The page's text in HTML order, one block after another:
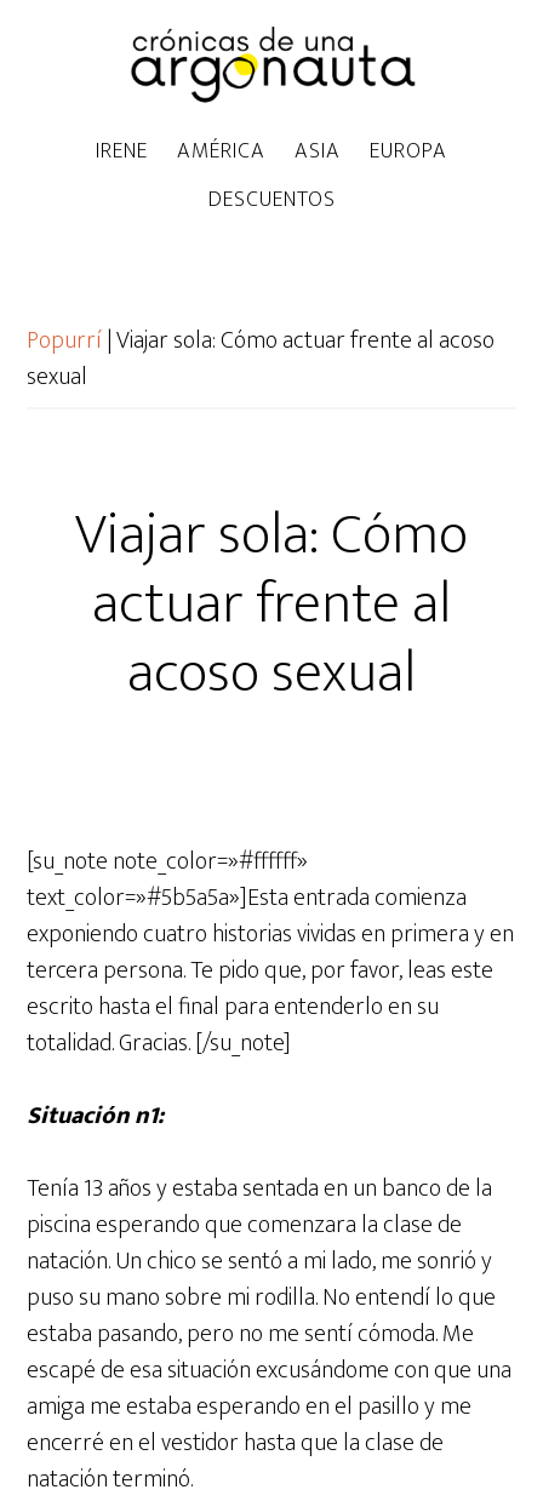
IRENE AMÉRICA ASIA
EUROPA
DESCUENTOS
Popurrí|Viajar sola: Cómo actuar frente al acoso
sexual
Viajar sola: Cómo
actuar frente al
acoso sexual
[su_note note_color=»#ffffff»
text_color=»#5b5a5a»]Esta entrada comienza
exponiendo cuatro historias vividas en primera y en
tercera persona. Te pido que, por favor, leas este
escrito hasta el final para entenderlo en su
totalidad. Gracias. [/su_note]
Situación nº1:
Tenía 13 años y estaba sentada en un banco de la
piscina esperando que comenzara la clase de
natación. Un chico se sentó a mi lado, me sonrió y
puso su mano sobre mi rodilla. No entendí lo que
estaba pasando, pero no me sentí cómoda. Me
escapé de esa situación excusándome con que una
amiga me estaba esperando en el pasillo y me
encerré en el vestidor hasta que la clase de
natación terminó.